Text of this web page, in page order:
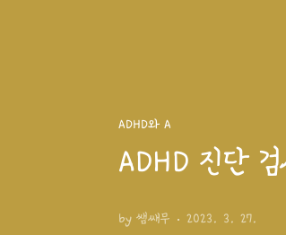
ADHD와 A
ADHD 진단
by 쌤쌔무 2023. 3. 27.